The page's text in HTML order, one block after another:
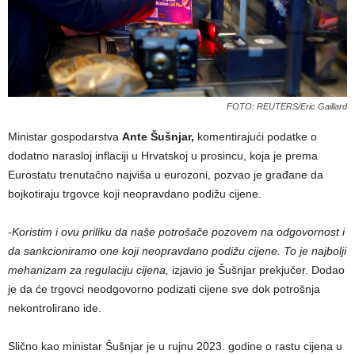
FOTO: REUTERS/Eric Gaillard
Ministar gospodarstva Ante Šušnjar, komentirajući podatke o
dodatno narasloj inflaciji u Hrvatskoj u prosincu, koja je prema
Eurostatu trenutačno najviša u eurozoni, pozvao je građane da
bojkotiraju trgovce koji neopravdano podižu cijene.
-Koristim i ovu priliku da naše potrošače pozovem na odgovornost i
da sankcioniramo one koji neopravdano podižu cijene. To je najbolji
mehanizam za regulaciju cijena,
izjavio je Šušnjar prekjučer. Dodao
je da će trgovci neodgovorno podizati cijene sve dok potrošnja
nekontrolirano ide.
Slično kao ministar Šušnjar je u rujnu 2023. godine o rastu cijena u